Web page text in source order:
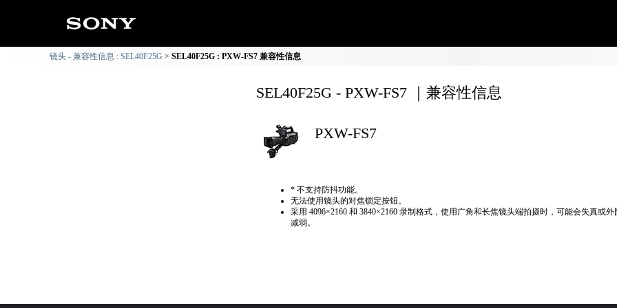
镜头 - 兼容性信息 : SEL40F25G SEL40F25G : PXW-FS7 兼容性信息
SEL40F25G - PXW-FS7 ｜兼容性信息
PXW-FS7
* 不支持防抖功能。
无法使用镜头的对焦锁定按钮。
采用 4096×2160 和 3840×2160 录制格式，使用广角和长焦镜头端拍摄时，可能会失真或外
减弱。